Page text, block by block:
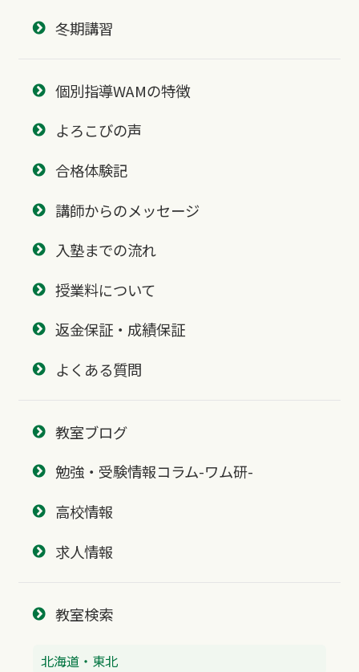
冬期講習
個別指導WAMの特徴
よろこびの声
合格体験記
講師からのメッセージ
入塾までの流れ
授業料について
返金保証・成績保証
よくある質問
教室ブログ
勉強・受験情報コラム-ワム研-
高校情報
求人情報
教室検索
北海道・東北